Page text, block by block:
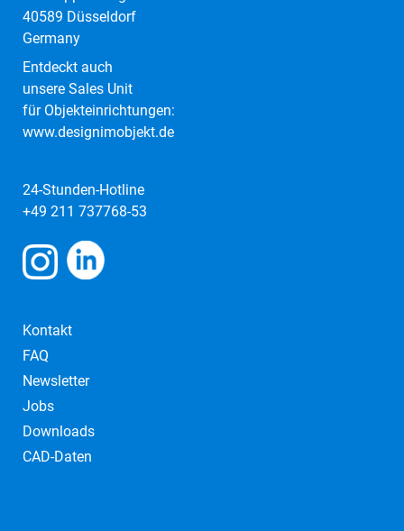
40589 Düsseldorf
Germany
Entdeckt auch
unsere Sales Unit
für Objekteinrichtungen:
www.designimobjekt.de
24-Stunden-Hotline
+49 211 737768-53
Kontakt
FAQ
Newsletter
Jobs
Downloads
CAD-Daten